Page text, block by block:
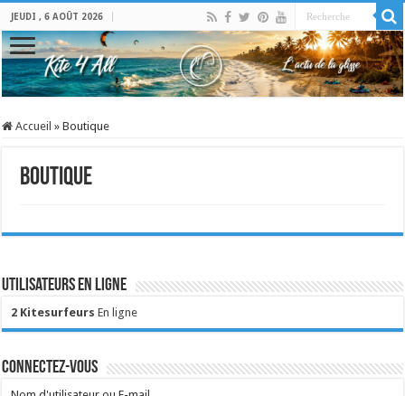
JEUDI , 6 AOÛT 2026
Accueil » Boutique
Boutique
Utilisateurs en ligne
2 Kitesurfeurs En ligne
Connectez-vous